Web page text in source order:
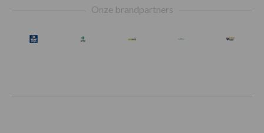
Onze brandpartners